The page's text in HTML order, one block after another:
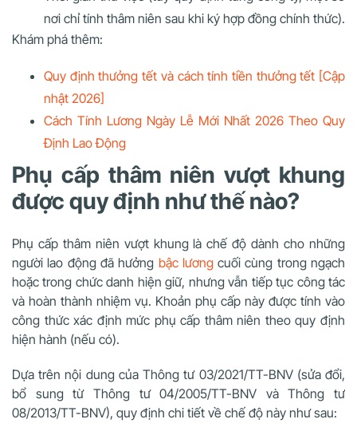
nơi chỉ tính thâm niên sau khi ký hợp đồng chính thức).
Khám phá thêm:
Quy định thưởng tết và cách tính tiền thưởng tết [Cập
nhật 2026]
Cách Tính Lương Ngày Lễ Mới Nhất 2026 Theo Quy
Định Lao Động
Phụ cấp thâm niên vượt khung
được quy định như thế nào?
Phụ cấp thâm niên vượt khung là chế độ dành cho những
người lao động đã hưởng bậc lươngcuối cùng trong ngạch
hoặc trong chức danh hiện giữ, nhưng vẫn tiếp tục công tác
và hoàn thành nhiệm vụ. Khoản phụ cấp này được tính vào
công thức xác định mức phụ cấp thâm niên theo quy định
hiện hành (nếu có).
Dựa trên nội dung của Thông tư 03/2021/TT-BNV (sửa đổi,
bổ sung từ Thông tư 04/2005/TT-BNV và Thông tư
08/2013/TT-BNV), quy định chi tiết về chế độ này như sau: